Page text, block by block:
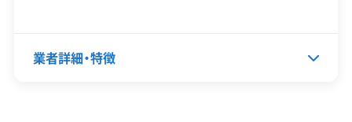
対応エリア
業者詳細・特徴